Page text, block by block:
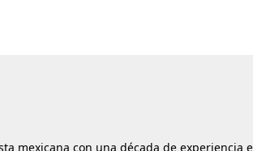
mexicana con una década de experiencia